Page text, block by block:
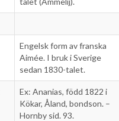
Engelsk form av franska
Aimée. I bruk i Sverige
sedan 1830-talet.
Ex: Ananias, född 1822 i
Kökar, Åland, bondson. –
Hornby sid. 93.